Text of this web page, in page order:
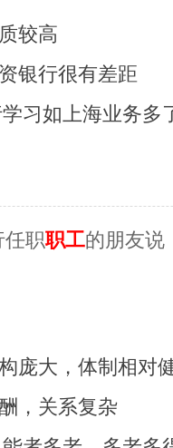
较高
银行很有差距
习如上海业务多
任职职工的朋友说
庞大，体制相对
，关系复杂